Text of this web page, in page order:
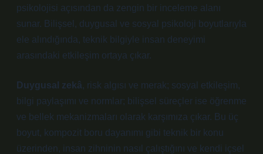
psikolojisi açısından da zengin bir inceleme alanı
sunar. Bilişsel, duygusal ve sosyal psikoloji boyutlarıyla
ele alındığında, teknik bilgiyle insan deneyimi
arasındaki etkileşim ortaya çıkar.
Duygusal zekâ, risk algısı ve merak; sosyal etkileşim,
bilgi paylaşımı ve normlar; bilişsel süreçler ise öğrenme
ve bellek mekanizmaları olarak karşımıza çıkar. Bu üç
boyut, kompozit boru dayanımı gibi teknik bir konu
üzerinden, insan zihninin nasıl çalıştığını ve kendi içsel